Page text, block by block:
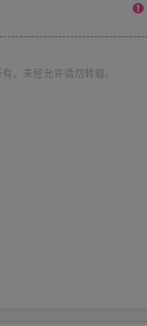
，未经允许请勿转载。